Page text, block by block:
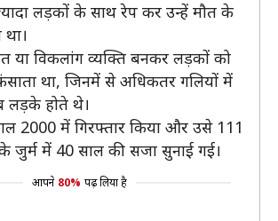
लड़कों के साथ रेप कर उन्हें मौत के
था।
या विकलांग व्यक्ति बनकर लड़कों को
था, जिनमें से अधिकतर गलियों में
लड़के होते थे।
2000 में गिरफ्तार किया और उसे 111
जुर्म में 40 साल की सजा सुनाई गई।
आपने 80% पढ़ लिया है